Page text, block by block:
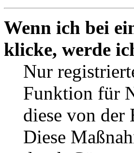
Wenn ich bei
klicke, werde
Nur
Funktion für
diese von
Diese